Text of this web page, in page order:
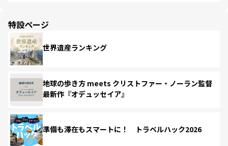
特設ページ
世界遺産ランキング
地球の歩き方 meets クリストファー・ノーラン監督
最新作『オデュッセイア』
準備も滞在もスマートに！ トラベルハック2026